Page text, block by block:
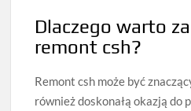
Dlaczego warto
remont csh?
Remont csh może być
również doskonałą okazją do